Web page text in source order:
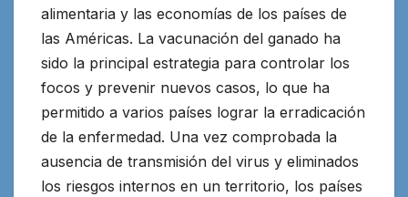
alimentaria y las economías de los países de
las Américas. La vacunación del ganado ha
sido la principal estrategia para controlar los
focos y prevenir nuevos casos, lo que ha
permitido a varios países lograr la erradicación
de la enfermedad. Una vez comprobada la
ausencia de transmisión del virus y eliminados
los riesgos internos en un territorio, los países